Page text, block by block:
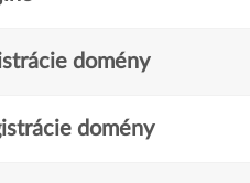
domény
domény